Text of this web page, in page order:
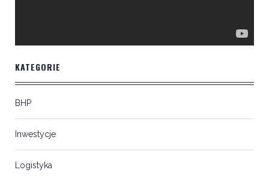
KATEGORIE
BHP
Inwestycje
Logistyka